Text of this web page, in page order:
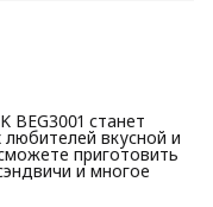
BEG3001 станет
вкусной и
приготовить
и многое